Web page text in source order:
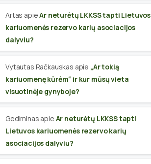
Artas apieAr neturėtų LKKSS tapti Lietuvos
kariuomenės rezervo karių asociacijos
dalyviu?
Vytautas Račkauskas apie „Ar tokią
kariuomenę kūrėm“ ir kur mūsų vieta
visuotinėje gynyboje?
Gediminas apie Ar neturėtų LKKSS tapti
Lietuvos kariuomenės rezervo karių
asociacijos dalyviu?